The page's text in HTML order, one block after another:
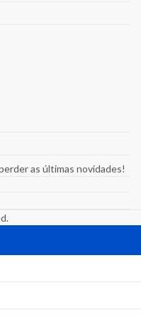
as últimas novidades!